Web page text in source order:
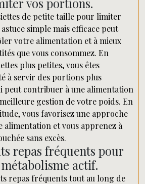
vos portions.
de petite taille pour limiter
simple mais efficace peut
votre alimentation et à mieux
que vous consommez. En
plus petites, vous êtes
à servir des portions plus
peut contribuer à une alimentation
gestion de votre poids. En
vous favorisez une approche
alimentation et vous apprenez à
sans excès.
repas fréquents pour
actif.
repas fréquents tout au long de